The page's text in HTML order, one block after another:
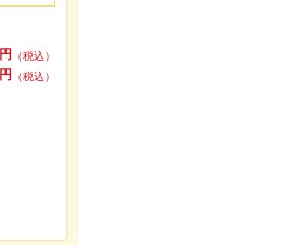
（税込）
（税込）